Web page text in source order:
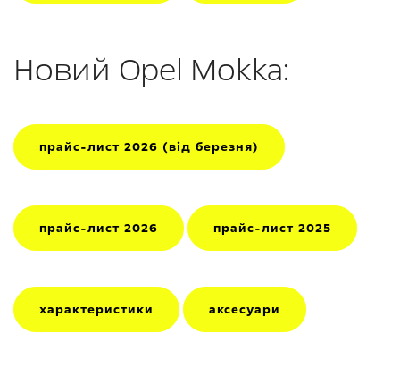
Новий Opel Mokka:
прайс-лист 2026 (від березня)
прайс-лист 2026 прайс-лист 2025
характеристики аксесуари